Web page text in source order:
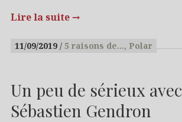
Lire la suite →
11/09/2019 5 raisons de… Polar
Un peu de sérieux avec
Sébastien Gendron